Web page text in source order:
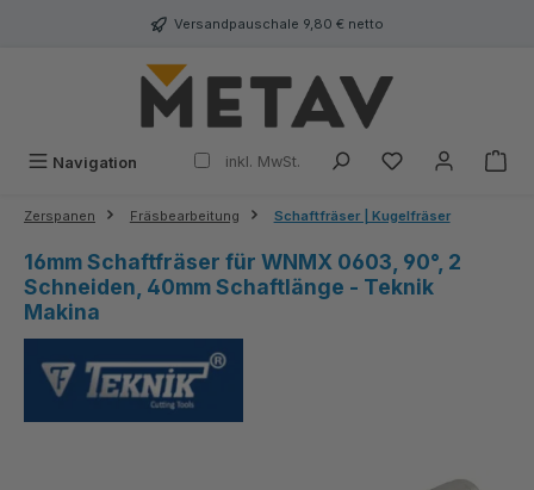
Versandpauschale 9,80 € netto
Navigation inkl. MwSt.
Zerspanen Fräsbearbeitung Schaftfräser | Kugelfräser
16mm Schaftfräser für WNMX 0603, 90°, 2
Schneiden, 40mm Schaftlänge - Teknik
Makina